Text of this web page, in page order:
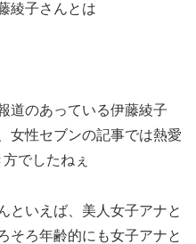
綾子さんとは
道のあっている伊藤綾子
女性セブンの記事では熱愛
でしたねぇ
といえば、美人女子アナと
そろ年齢的にも女子アナと